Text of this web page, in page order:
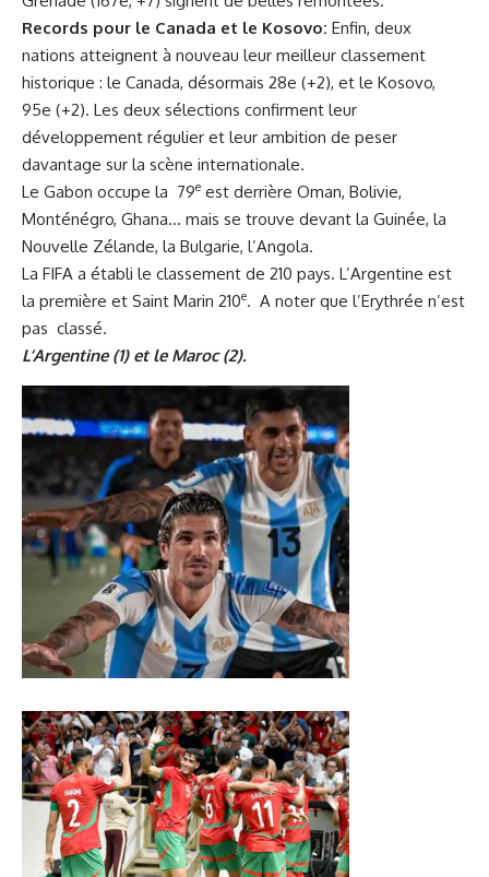
Records pour le Canada et le Kosovo: Enfin, deux
nations atteignent à nouveau leur meilleur classement
historique : le Canada, désormais 28e (+2), et le Kosovo,
95e (+2). Les deux sélections confirment leur
développement régulier et leur ambition de peser
davantage sur la scène internationale.
Le Gabon occupe la 79e est derrière Oman, Bolivie,
Monténégro, Ghana… mais se trouve devant la Guinée, la
Nouvelle Zélande, la Bulgarie, l’Angola.
La FIFA a établi le classement de 210 pays. L’Argentine est
la première et Saint Marin 210e. A noter que l’Erythrée n’est
pas classé.
L’Argentine (1) et le Maroc (2).